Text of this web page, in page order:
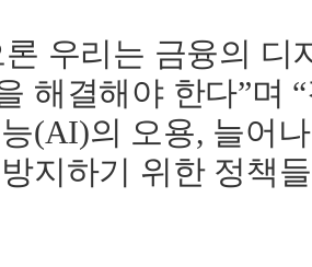
우리는 금융의 디
해결해야 한다”며 “
(AI)의 오용, 늘어
방지하기 위한 정책